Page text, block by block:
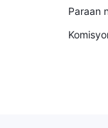
Paraan